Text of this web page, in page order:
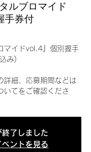
ルブロマイド
手券付
マイドvol.4』個別握手
み)
詳細、応募期間などは
いてをご確認くださ
終了しました
ベントを見る